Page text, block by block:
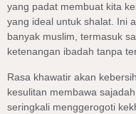
yang padat membuat kita
yang ideal untuk shalat. Ini
banyak muslim, termasuk
ketenangan ibadah tanpa
Rasa khawatir akan
kesulitan membawa
seringkali menggerogoti